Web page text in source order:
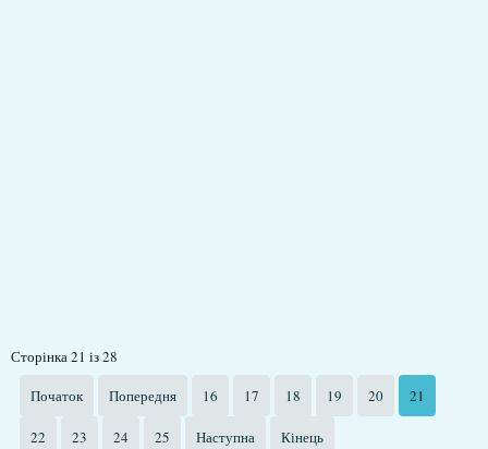
Сторінка 21 із 28
Початок
Попередня 16 17 18 19 20 21
22 23 24 25 Наступна Кінець